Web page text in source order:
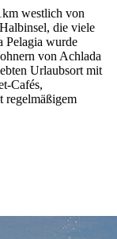
westlich von
die viele
Pelagia wurde
von Achlada
Urlaubsort mit
Cafés,
regelmäßigem